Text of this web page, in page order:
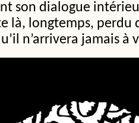
son dialogue
là, longtemps, perdu
n’arrivera jamais